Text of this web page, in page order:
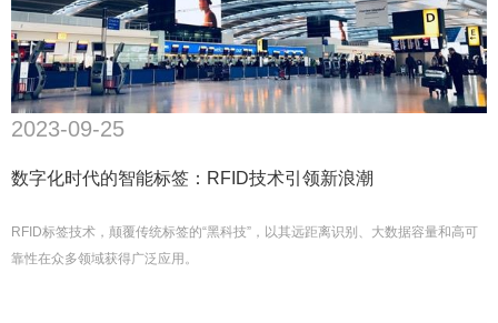
2023-09-25
数字化时代的智能标签：RFID技术引领新浪潮
RFID标签技术，颠覆传统标签的“黑科技”，以其远距离识别、大数据容量和高可
靠性在众多领域获得广泛应用。